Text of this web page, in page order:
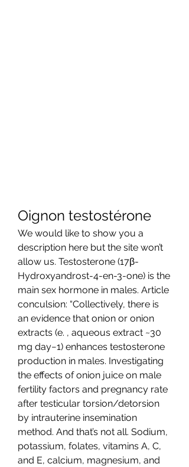
Oignon testostérone
We would like to show you a
description here but the site won’t
allow us. Testosterone (17β-
Hydroxyandrost-4-en-3-one) is the
main sex hormone in males. Article
conculsion: “Collectively, there is
an evidence that onion or onion
extracts (e. , aqueous extract ~30
mg day−1) enhances testosterone
production in males. Investigating
the effects of onion juice on male
fertility factors and pregnancy rate
after testicular torsion/detorsion
by intrauterine insemination
method. And that’s not all. Sodium,
potassium, folates, vitamins A, C,
and E, calcium, magnesium, and